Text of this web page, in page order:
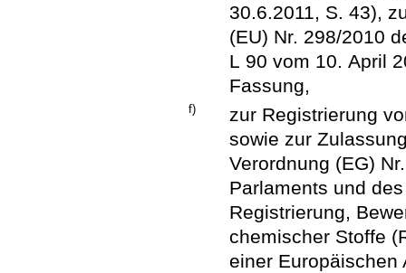
30.6.2011, S. 43),
(EU) Nr. 298/2010
L 90 vom 10. April
Fassung,
f)
zur Registrierung
sowie zur
Verordnung (EG)
Parlaments und
Registrierung,
chemischer Stoffe
einer Europäischen